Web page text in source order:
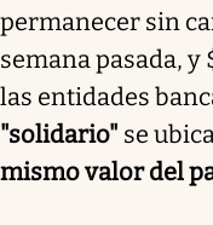
permanecer sin
semana pasada, y
las entidades
"solidario" se
mismo valor del